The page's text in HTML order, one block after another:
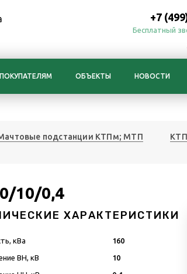
+7
Бесплатный
ПОКУПАТЕЛЯМ ОБЪЕКТЫ НОВОСТИ
подстанции КТПм; МТП
10/0,4
ХАРАКТЕРИСТИКИ
кВа 160
ВН, кВ 10